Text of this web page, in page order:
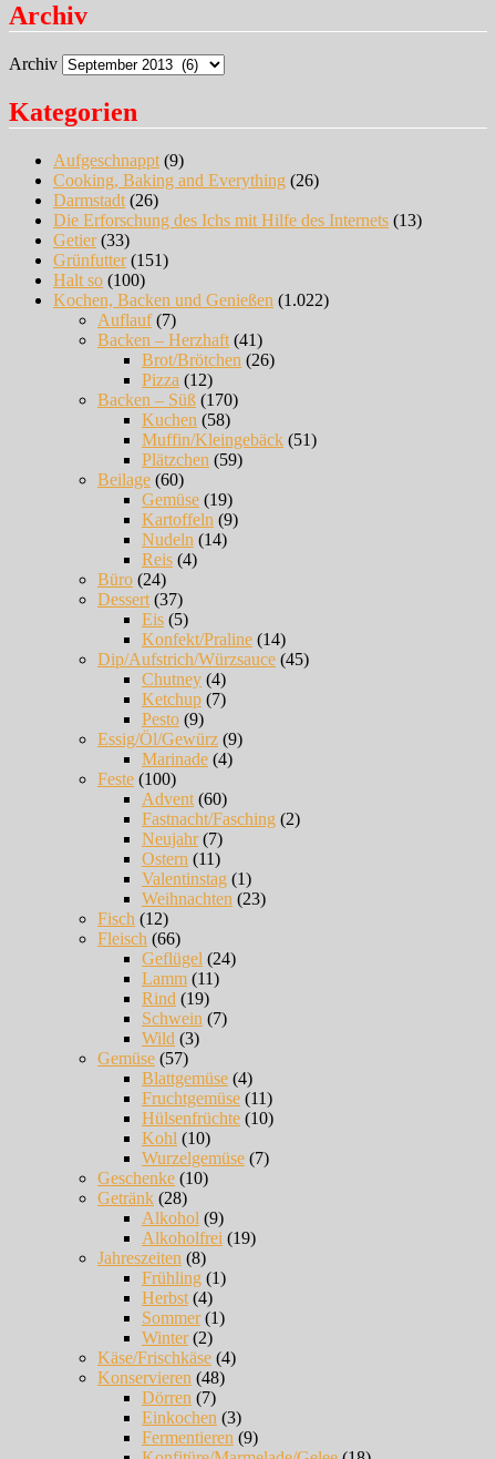
Archiv
Archiv
Kategorien
Aufgeschnappt (9)
Cooking, Baking and Everything (26)
Darmstadt (26)
Die Erforschung des Ichs mit Hilfe des Internets (13)
Getier(33)
Grünfutter(151)
Halt so (100)
Kochen, Backen und Genießen (1.022)
Auflauf(7)
Backen – Herzhaft (41)
Brot/Brötchen (26)
Pizza (12)
Backen – Süß (170)
Kuchen (58)
Muffin/Kleingebäck (51)
Plätzchen (59)
Beilage (60)
Gemüse (19)
Kartoffeln (9)
Nudeln (14)
Reis (4)
Büro (24)
Dessert (37)
Eis (5)
Konfekt/Praline (14)
Dip/Aufstrich/Würzsauce (45)
Chutney (4)
Ketchup (7)
Pesto (9)
Essig/Öl/Gewürz (9)
Marinade (4)
Feste (100)
Advent (60)
Fastnacht/Fasching (2)
Neujahr(7)
Ostern (11)
Valentinstag (1)
Weihnachten (23)
Fisch (12)
Fleisch (66)
Geflügel (24)
Lamm (11)
Rind (19)
Schwein (7)
Wild (3)
Gemüse (57)
Blattgemüse (4)
Fruchtgemüse (11)
Hülsenfrüchte (10)
Kohl (10)
Wurzelgemüse (7)
Geschenke (10)
Getränk (28)
Alkohol (9)
Alkoholfrei (19)
Jahreszeiten (8)
Frühling (1)
Herbst (4)
Sommer(1)
Winter(2)
Käse/Frischkäse (4)
Konservieren (48)
Dörren (7)
Einkochen (3)
Fermentieren (9)